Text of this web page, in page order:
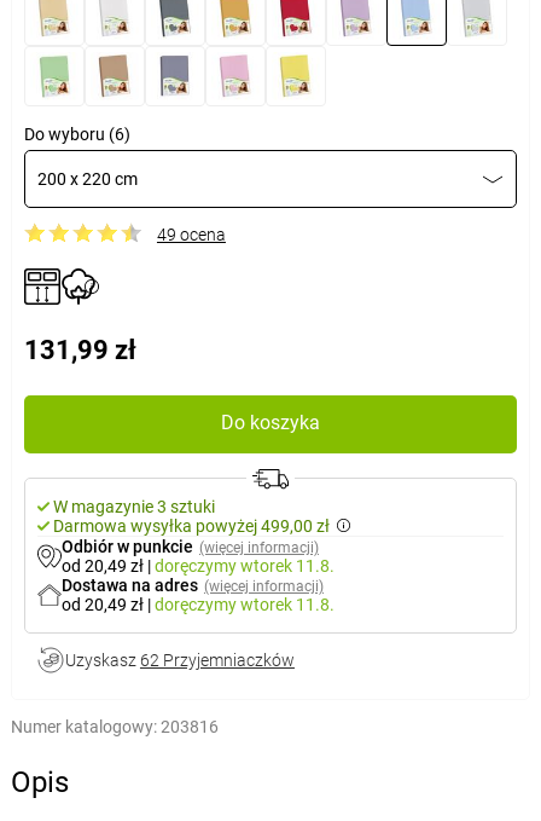
Do wyboru (6)
200 x 220 cm
49 ocena
131,99 zł
Do koszyka
W magazynie 3 sztuki
Darmowa wysyłka powyżej 499,00 zł
Odbiór w punkcie (więcej informacji)
od 20,49 zł |doręczymywtorek 11.8.
Dostawa na adres (więcej informacji)
od 20,49 zł |doręczymywtorek 11.8.
Uzyskasz 62 Przyjemniaczków
Numer katalogowy:203816
Opis